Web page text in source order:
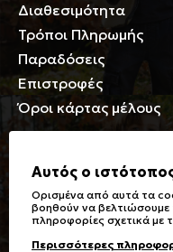
Διαθεσιμότητα
Τρόποι Πληρωμής
Παραδόσεις
Επιστροφές
Όροι κάρτας μέλους
Γενικά
Καταστήματα
Ειδικές Εκπτώσεις
Αυτός ο
Ορισμένα από αυτά τα
βοηθούν να βελτιώσουμε
πληροφορίες σχετικά με
Περισσότερες